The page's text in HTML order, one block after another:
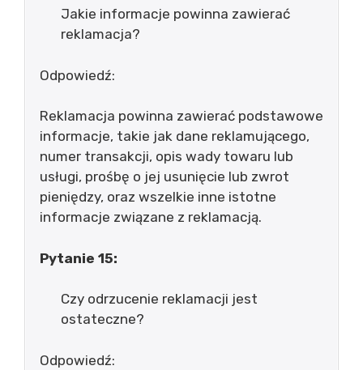
Jakie informacje powinna zawierać
reklamacja?
Odpowiedź:
Reklamacja powinna zawierać podstawowe
informacje, takie jak dane reklamującego,
numer transakcji, opis wady towaru lub
usługi, prośbę o jej usunięcie lub zwrot
pieniędzy, oraz wszelkie inne istotne
informacje związane z reklamacją.
Pytanie 15:
Czy odrzucenie reklamacji jest
ostateczne?
Odpowiedź: